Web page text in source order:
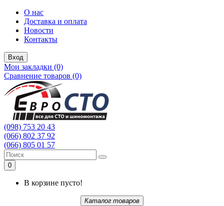
О нас
Доставка и оплата
Новости
Контакты
Вход
Мои закладки (0)
Сравнение товаров (0)
(098) 753 20 43
(066) 802 37 92
(066) 805 01 57
0
В корзине пусто!
Каталог товаров